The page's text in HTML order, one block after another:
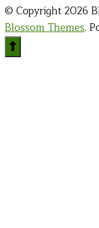
© Copyright 2026
Blossom Themes.